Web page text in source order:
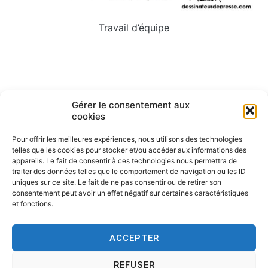
Gérer le consentement aux
cookies
Pour offrir les meilleures expériences, nous utilisons des technologies
telles que les cookies pour stocker et/ou accéder aux informations des
appareils. Le fait de consentir à ces technologies nous permettra de
traiter des données telles que le comportement de navigation ou les ID
uniques sur ce site. Le fait de ne pas consentir ou de retirer son
consentement peut avoir un effet négatif sur certaines caractéristiques
et fonctions.
ACCEPTER
REFUSER
Travail d’équipe
Navigation
l’article
Travail et bonheur, illustration,
dessin de presse.
Vacances des juilletistes.
Alexandre Vialatte.